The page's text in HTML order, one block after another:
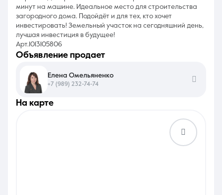
минут на машине. Идеальное место для строительства
загородного дома. Подойдёт и для тех, кто хочет
инвестировать! Земельный участок на сегодняшний день,
лучшая инвестиция в будущее!
Арт.1013105806
на карте
объявление продает
Елена Омельяненко
+7 (989) 232-74-74